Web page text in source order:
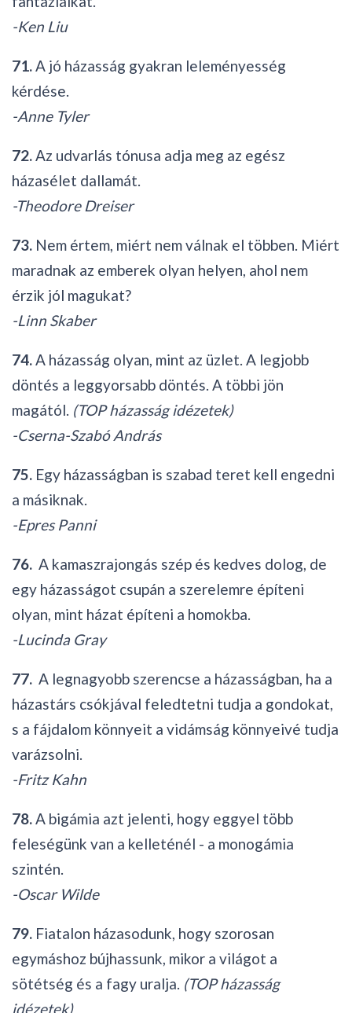
-Ken Liu
71.A jó házasság gyakran leleményesség
kérdése.
-Anne Tyler
72.Az udvarlás tónusa adja meg az egész
házasélet dallamát.
-Theodore Dreiser
73. Nem értem, miért nem válnak el többen. Miért
maradnak az emberek olyan helyen, ahol nem
érzik jól magukat?
-Linn Skaber
74.A házasság olyan, mint az üzlet. A legjobb
döntés a leggyorsabb döntés. A többi jön
magától. (TOP házasság idézetek)
-Cserna-Szabó András
75. Egy házasságban is szabad teret kell engedni
a másiknak.
-Epres Panni
76. A kamaszrajongás szép és kedves dolog, de
egy házasságot csupán a szerelemre építeni
olyan, mint házat építeni a homokba.
-Lucinda Gray
77. A legnagyobb szerencse a házasság­ban, ha a
házastárs csókjával feledtetni tudja a gondokat,
s a fájdalom könnyeit a vidámság könnyeivé tudja
varázsolni.
-Fritz Kahn
78.A bigámia azt jelenti, hogy eggyel több
feleségünk van a kelleténél - a monogámia
szintén.
-Oscar Wilde
79. Fiatalon házasodunk, hogy szorosan
egymáshoz bújhassunk, mikor a világot a
sötétség és a fagy uralja. (TOP házasság
idézetek)